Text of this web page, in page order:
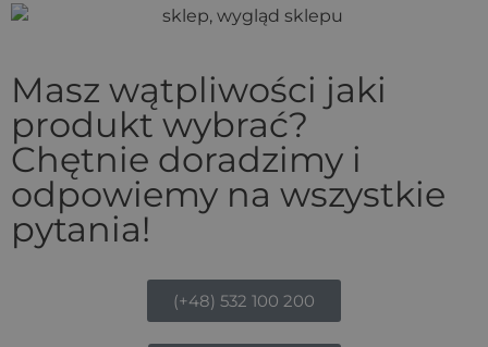
Masz wątpliwości jaki
produkt wybrać?
Chętnie doradzimy i
odpowiemy na wszystkie
pytania!
(+48) 532 100 200